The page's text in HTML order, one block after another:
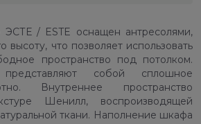
/ ESTE оснащен антресолями,
высоту, что позволяет использовать
пространство под потолком.
собой сплошное
Внутреннее пространство
Шенилл, воспроизводящей
ткани. Наполнение шкафа